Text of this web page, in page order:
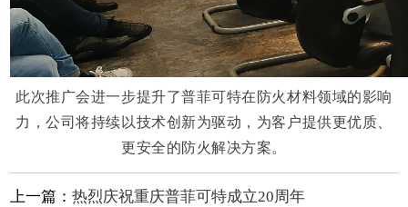
此次推广会进一步提升了普菲可特在防火材料领域的影响
力，公司将持续以技术创新为驱动，为客户提供更优质、
更安全的防火解决方案。
上一篇：热烈庆祝重庆普菲可特成立20周年